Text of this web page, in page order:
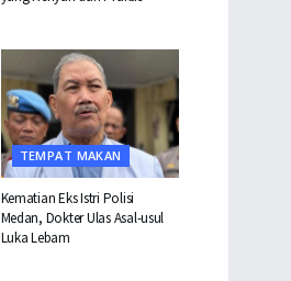
TEMPAT MAKAN
Kematian Eks Istri Polisi
Medan, Dokter Ulas Asal-usul
Luka Lebam